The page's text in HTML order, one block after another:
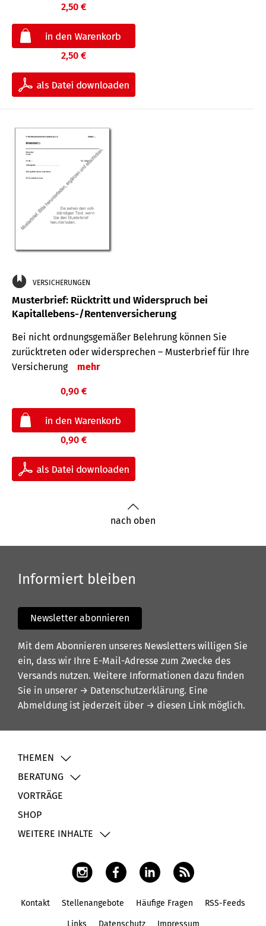
2,50 €
2,50 €
VERSICHERUNGEN
Musterbrief: Rücktritt und Widerspruch bei
Kapitallebens-/Rentenversicherung
Bei nicht ordnungsgemäßer Belehrung können Sie
zurücktreten oder widersprechen – Musterbrief für Ihre
Versicherung
mehr
0,90 €
0,90 €
nach oben
Informiert bleiben
Newsletter abonnieren
Mit dem Abonnieren unseres Newsletters willigen Sie
ein, dass wir Ihre E-Mail-Adresse zum Zwecke des
Versands nutzen. Weitere Informationen dazu finden
Sie in unserer → Datenschutzerklärung. Eine
Abmeldung ist jederzeit über → diesen Link möglich.
THEMEN
BERATUNG
VORTRÄGE
SHOP
WEITERE INHALTE
Kontakt Stellenangebote Häufige Fragen RSS-Feeds